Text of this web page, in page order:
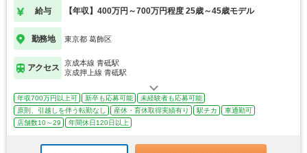
給与 【年収】400万円～700万円程度 25歳～45歳モデル
勤務地 東京都 葛飾区
アクセス
京成本線 青砥駅
京成押上線 青砥駅
年収700万円以上可 新卒も応募可能
未経験者も応募可能
原則、引越しを伴う転勤なし
産休・育休取得実績有り 駅チカ
車通勤可
店舗数10～29
年間休日120日以上